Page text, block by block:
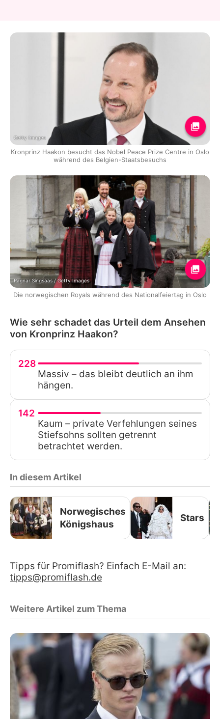
Getty Images
Kronprinz Haakon besucht das Nobel Peace Prize Centre in Oslo
während des Belgien-Staatsbesuchs
Ragnar Singsaas / Getty Images
Die norwegischen Royals während des Nationalfeiertag in Oslo
Wie sehr schadet das Urteil dem Ansehen
von Kronprinz Haakon?
228
Massiv – das bleibt deutlich an ihm
hängen.
142
Kaum – private Verfehlungen seines
Stiefsohns sollten getrennt
betrachtet werden.
In diesem Artikel
Norwegisches
Königshaus
Stars
Tipps für Promiflash? Einfach E-Mail an:
tipps@promiflash.de
Weitere Artikel zum Thema